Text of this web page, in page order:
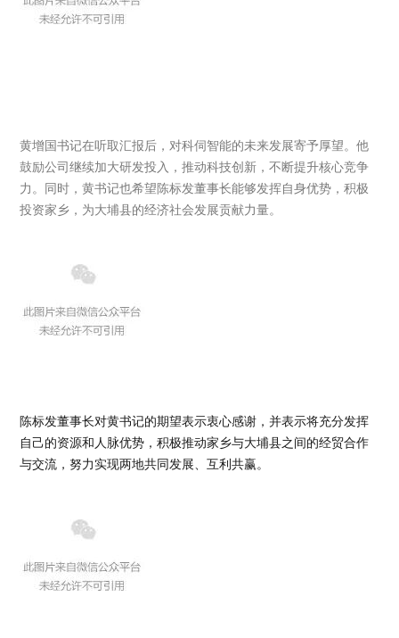
黄增国书记在听取汇报后，对科伺智能的未来发展寄予厚望。他
鼓励公司继续加大研发投入，推动科技创新，不断提升核心竞争
力。同时，黄书记也希望陈标发董事长能够发挥自身优势，积极
投资家乡，为大埔县的经济社会发展贡献力量。
陈标发董事长对黄书记的期望表示衷心感谢，并表示将充分发挥
自己的资源和人脉优势，积极推动家乡与大埔县之间的经贸合作
与交流，努力实现两地共同发展、互利共赢。